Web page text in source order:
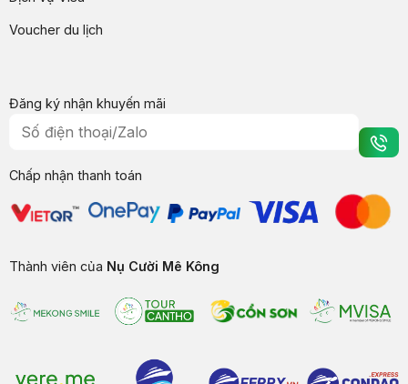
Voucher du lịch
Đăng ký nhận khuyến mãi
Chấp nhận thanh toán
Thành viên của Nụ Cười Mê Kông